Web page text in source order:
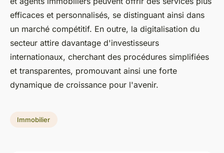
efficaces et personnalisés, se distinguant ainsi dans
un marché compétitif. En outre, la digitalisation du
secteur attire davantage d'investisseurs
internationaux, cherchant des procédures simplifiées
et transparentes, promouvant ainsi une forte
dynamique de croissance pour l'avenir.
Immobilier